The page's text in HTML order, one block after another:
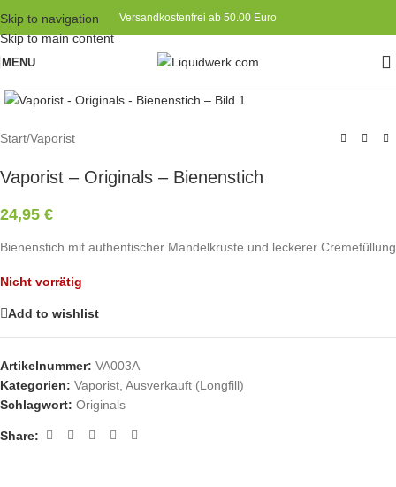
Skip to navigation
Skip to main content
Versandkostenfrei ab 50.00 Euro
MENU
Start/Vaporist
Vaporist – Originals – Bienenstich
24,95 €
Bienenstich mit authentischer Mandelkruste und leckerer Cremefüllung
Nicht vorrätig
Add to wishlist
Artikelnummer: VA003A
Kategorien: Vaporist, Ausverkauft (Longfill)
Schlagwort: Originals
Share: